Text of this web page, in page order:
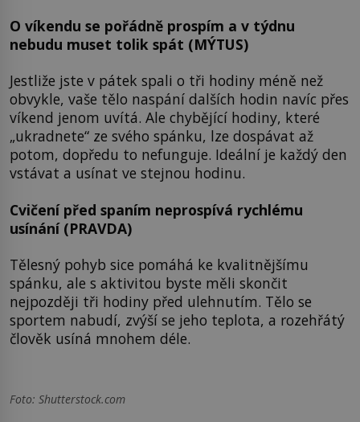
O víkendu se pořádně prospím a v týdnu
nebudu muset tolik spát (MÝTUS)
Jestliže jste v pátek spali o tři hodiny méně než
obvykle, vaše tělo naspání dalších hodin navíc přes
víkend jenom uvítá. Ale chybějící hodiny, které
„ukradnete“ ze svého spánku, lze dospávat až
potom, dopředu to nefunguje. Ideální je každý den
vstávat a usínat ve stejnou hodinu.
Cvičení před spaním neprospívá rychlému
usínání (PRAVDA)
Tělesný pohyb sice pomáhá ke kvalitnějšímu
spánku, ale s aktivitou byste měli skončit
nejpozději tři hodiny před ulehnutím. Tělo se
sportem nabudí, zvýší se jeho teplota, a rozehřátý
člověk usíná mnohem déle.
Foto: Shutterstock.com